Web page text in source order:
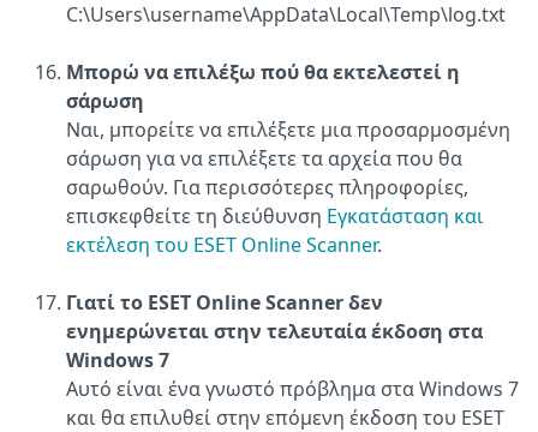
C:\Users\username\AppData\Local\Temp\log.txt
Μπορώ να επιλέξω πού θα εκτελεστεί η
σάρωση
Ναι, μπορείτε να επιλέξετε μια προσαρμοσμένη
σάρωση για να επιλέξετε τα αρχεία που θα
σαρωθούν. Για περισσότερες πληροφορίες,
επισκεφθείτε τη διεύθυνση Εγκατάσταση και
εκτέλεση του ESET Online Scanner.
Γιατί το ESET Online Scanner δεν
ενημερώνεται στην τελευταία έκδοση στα
Windows 7
Αυτό είναι ένα γνωστό πρόβλημα στα Windows 7
και θα επιλυθεί στην επόμενη έκδοση του ESET